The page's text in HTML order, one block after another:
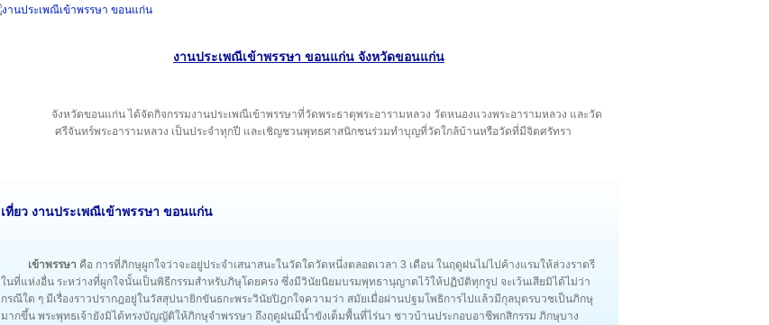
งานประเพณีเข้าพรรษา ขอนแก่น จังหวัดขอนแก่น
จังหวัดขอนแก่น ได้จัดกิจกรรมงานประเพณีเข้าพรรษาที่วัดพระธาตุพระอารามหลวง วัดหนองแวงพระอารามหลวง และวัด
ศรีจันทร์พระอารามหลวง เป็นประจำทุกปี และเชิญชวนพุทธศาสนิกชนร่วมทำบุญที่วัดใกล้บ้านหรือวัดที่มีจิตศรัทรา
เที่ยว งานประเพณีเข้าพรรษา ขอนแก่น
เข้าพรรษา คือ การที่ภิกษุผูกใจว่าจะอยู่ประจำเสนาสนะในวัดใดวัดหนึ่งตลอดเวลา 3 เดือน ในฤดูฝนไม่ไปค้างแรมให้ล่วงราตรี
ในที่แห่งอื่น ระหว่างที่ผูกใจนั้นเป็นพิธีกรรมสำหรับภิษุโดยครง ซึ่งมีวินัยนิยมบรมพุทธานุญาตไว้ให้ปฏิบัติทุกรูป จะเว้นเสียมิได้ไม่ว่า
กรณีใด ๆ มีเรื่องราวปรากฎอยู่ในวัสสุปนายิกขันธกะพระวินัยปิฎกใจความว่า สมัยเมื่อผ่านปฐมโพธิการไปแล้วมีกุลบุตรบวชเป็นภิกษุ
มากขึ้น พระพุทธเจ้ายังมิได้ทรงบัญญัติให้ภิกษุจำพรรษา ถึงฤดูฝนมีน้ำขังเต็มพื้นที่ไร่นา ชาวบ้านประกอบอาชีพกสิกรรม ภิกษุบาง